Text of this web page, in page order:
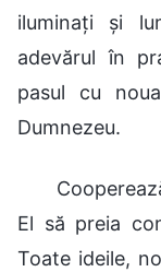
iluminați și
adevărul în
pasul cu
Dumnezeu.
El să preia
Toate ideile,